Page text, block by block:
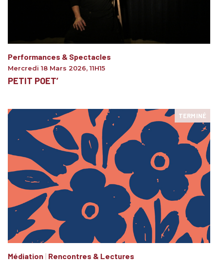
Performances & Spectacles
Mercredi 18 Mars 2026, 11H15
PETIT POET’
TERMINÉ
Médiation | Rencontres & Lectures